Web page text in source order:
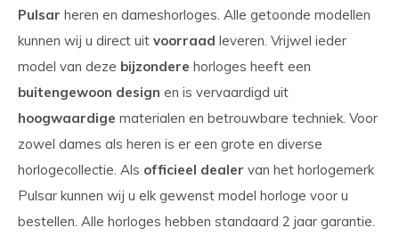
Pulsar heren en dameshorloges. Alle getoonde modellen
kunnen wij u direct uit voorraad leveren. Vrijwel ieder
model van deze bijzondere horloges heeft een
buitengewoon design en is vervaardigd uit
hoogwaardige materialen en betrouwbare techniek. Voor
zowel dames als heren is er een grote en diverse
horlogecollectie. Als officieel dealer van het horlogemerk
Pulsar kunnen wij u elk gewenst model horloge voor u
bestellen. Alle horloges hebben standaard 2 jaar garantie.